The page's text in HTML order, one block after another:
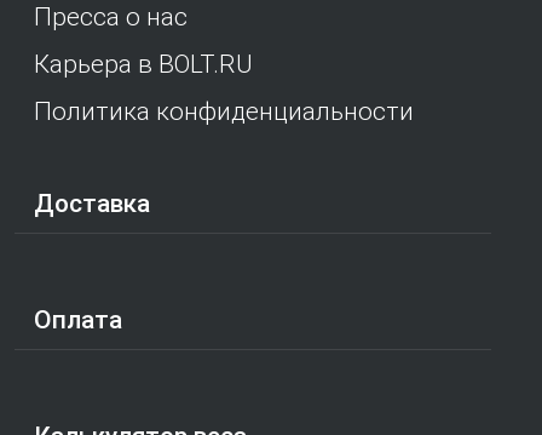
Пресса о нас
Карьера в BOLT.RU
Политика конфиденциальности
Доставка
Оплата